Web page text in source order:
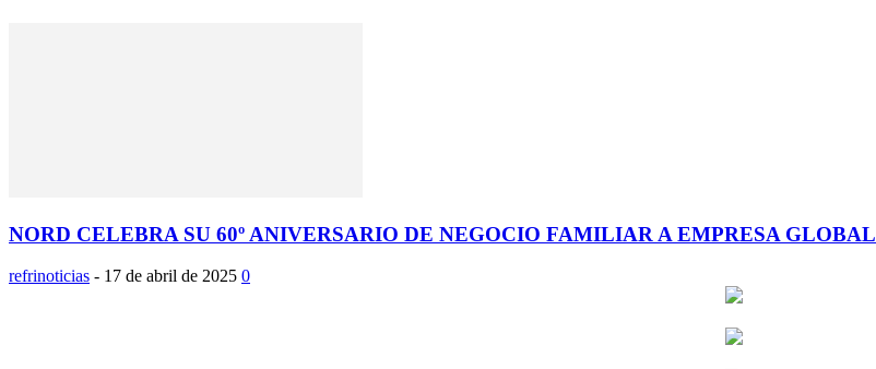
NORD CELEBRA SU 60º ANIVERSARIO DE NEGOCIO FAMILIAR A EMPRESA GLOBAL
refrinoticias - 17 de abril de 2025 0